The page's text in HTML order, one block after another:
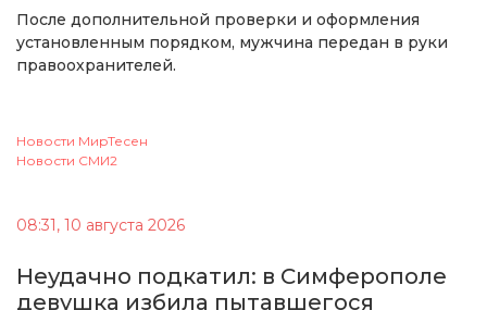
После дополнительной проверки и оформления
установленным порядком, мужчина передан в руки
правоохранителей.
Новости МирТесен
Новости СМИ2
08:31, 10 августа 2026
Неудачно подкатил: в Симферополе
девушка избила пытавшегося